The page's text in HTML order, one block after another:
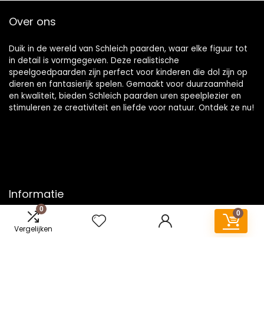
0
Vergelijken
0
Over ons
Duik in de wereld van Schleich paarden, waar elke figuur tot
in detail is vormgegeven. Deze realistische
speelgoedpaarden zijn perfect voor kinderen die dol zijn op
dieren en fantasierijk spelen. Gemaakt voor duurzaamheid
en kwaliteit, bieden Schleich paarden uren speelplezier en
stimuleren ze creativiteit en liefde voor natuur. Ontdek ze nu!
Informatie
Contact